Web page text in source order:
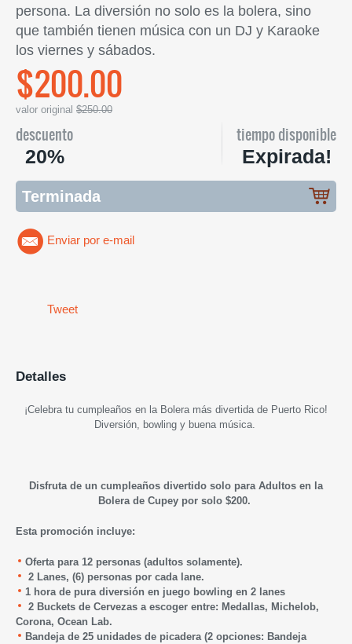
persona. La diversión no solo es la bolera, sino
que también tienen música con un DJ y Karaoke
los viernes y sábados.
$200.00
valor original $250.00
descuento
20%
tiempo disponible
Expirada!
Terminada
Enviar por e-mail
Tweet
Detalles
¡Celebra tu cumpleaños en la Bolera más divertida de Puerto Rico!
Diversión, bowling y buena música.
Disfruta de un cumpleaños divertido solo para Adultos en la
Bolera de Cupey por solo $200.
Esta promoción incluye:
Oferta para 12 personas (adultos solamente).
2 Lanes, (6) personas por cada lane.
1 hora de pura diversión en juego bowling en 2 lanes
2 Buckets de Cervezas a escoger entre: Medallas, Michelob,
Corona, Ocean Lab.
Bandeja de 25 unidades de picadera (2 opciones: Bandeja